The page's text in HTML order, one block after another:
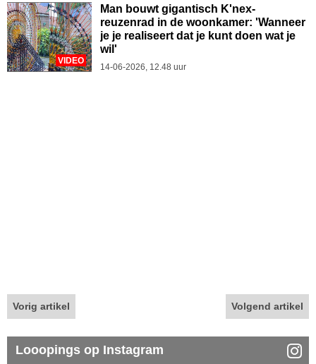
VIDEO
Man bouwt gigantisch K'nex-
reuzenrad in de woonkamer: 'Wanneer
je je realiseert dat je kunt doen wat je
wil'
14-06-2026, 12.48 uur
Vorig artikel Volgend artikel
Looopings op Instagram